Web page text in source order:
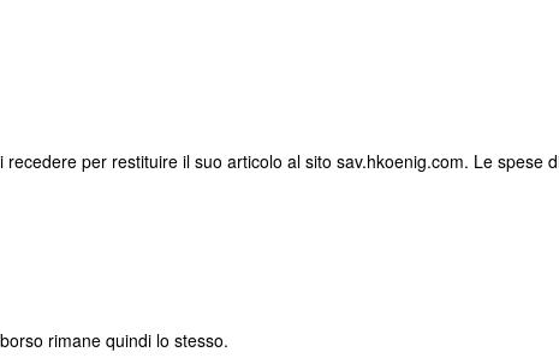
per restituire il suo articolo al sito sav.hkoenig.com. Le spese
rimane quindi lo stesso.